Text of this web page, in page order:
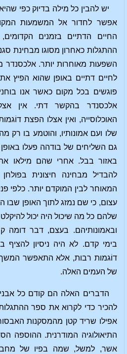
יש להבין כל מילה בדיוק כפי
אפשר לחדור אל המשמעות
החיים הדתיים בזמנים
ההתגלות כאחרון מסוגו מבחינת
השפעות מאוחרות יותר. אלכסנדר
לחיים דתיים באופן שהוא הפיץ
פוגשים בכל מקום כאשר אנו
אלכסנדר בהקשר דתי. אין
האוכלוסייה, ואין אצלו הפצת
שלו ועם אמונותיו, והוטמע בו רק
גם השליחים של בודהה פעלו באופן
באזור בבל. אחרי שהם מילאו
להבדיל מבחינה חיצונית
המאוחר לבין המוקדם יותר. כלפי
עצום, כי שם נמזג לתוך האופן
שלהם כל מה שיכול היה יכול
ובאמונותיהם. בעצם, דבר דומה
בימי קדם. לא היה ניסיון
דוֹגמות רבות, אלא התאפשר
של העמים האלה.
הדברים האלה הם קודם כל אבני
להכיר כדי לקרוא את ספר
אפילו שריד קטן מהמסקנות
התיאולוגיה המודרנית. ההוספה
אשר, למשל, שמה בפיו של